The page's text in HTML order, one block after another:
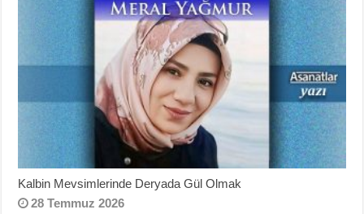
Kalbin Mevsimlerinde Deryada Gül Olmak
28 Temmuz 2026